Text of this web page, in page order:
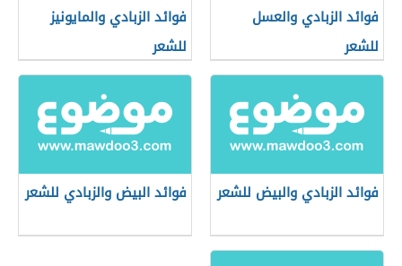
فوائد الزبادي والعسل
للشعر
فوائد الزبادي والمايونيز
للشعر
فوائد الزبادي والبيض للشعر فوائد البيض والزبادي للشعر